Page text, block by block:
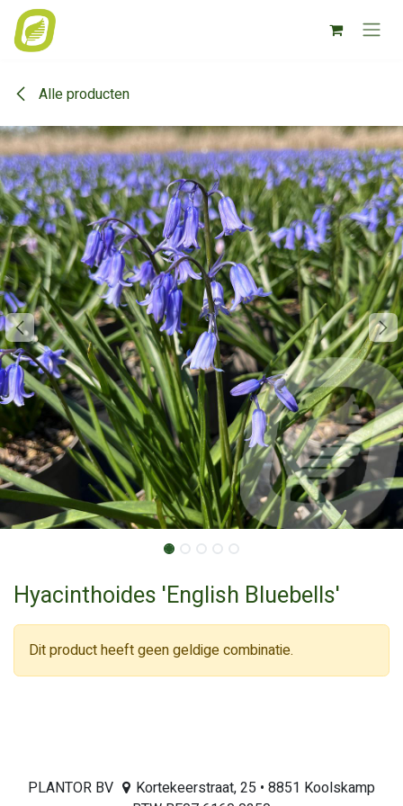
Overslaan naar inhoud
Alle producten
Hyacinthoides 'English Bluebells'
Dit product heeft geen geldige combinatie.
PLANTOR BV
Kortekeerstraat, 25 • 8851 Koolskamp